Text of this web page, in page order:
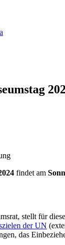
findet am
stellt für
der UN
das